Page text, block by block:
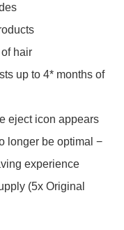
hair
up to 4* months of
eject icon appears
longer be optimal −
experience
(5x Original